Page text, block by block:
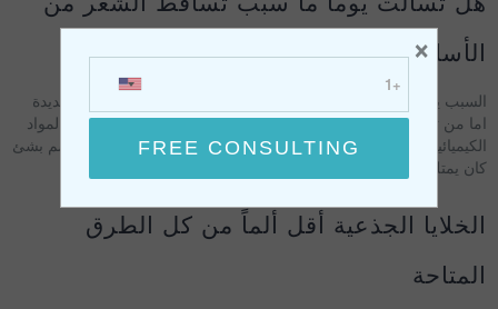
الأساس ؟
السبب يا عزيزي هو فقدان الخلايا الجذعية الموجودة لديك، لأسباب عديدة
اما من تقدم العمر او الوراثة أو التعرض المفرط لأشعة الشمس او المواد
الكيميائية الضارة. فعملية حقن الخلايا الجذعية هو مجرد تعويض الجسم بشئ
كان يمتلكة من الأساس مثل تناول أقراص الفيتامينات مثلا!
الخلايا الجذعية أقل ألماً من كل الطرق
المتاحة
×